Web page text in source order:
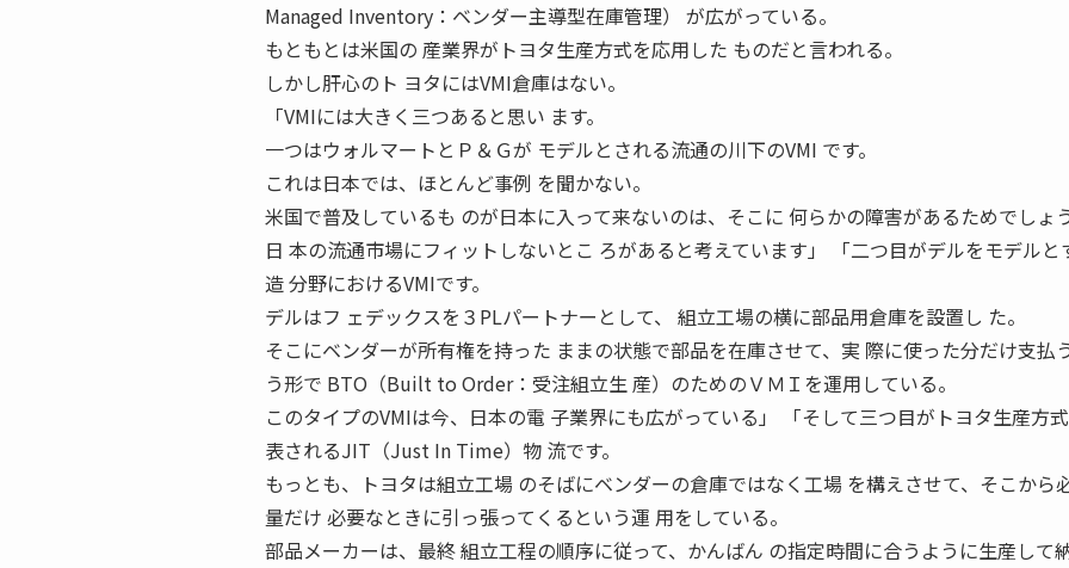
Managed Inventory：ベンダー主導型在庫管理） が広がっている。
もともとは米国の 産業界がトヨタ生産方式を応用した ものだと言われる。
しかし肝心のト ヨタにはVMI倉庫はない。
「VMIには大きく三つあると思い ます。
一つはウォルマートとＰ＆Ｇが モデルとされる流通の川下のVMI です。
これは日本では、ほとんど事例 を聞かない。
米国で普及しているも のが日本に入って来ないのは、そこに 何らかの障害があるためでしょう
日 本の流通市場にフィットしないとこ ろがあると考えています」 「二つ目がデルをモデルと
造 分野におけるVMIです。
デルはフ ェデックスを３PLパートナーとして、 組立工場の横に部品用倉庫を設置し た。
そこにベンダーが所有権を持った ままの状態で部品を在庫させて、実 際に使った分だけ支払
う形で BTO（Built to Order：受注組立生 産）のためのＶＭＩを運用している。
このタイプのVMIは今、日本の電 子業界にも広がっている」 「そして三つ目がトヨタ生産方
表されるJIT（Just In Time）物 流です。
もっとも、トヨタは組立工場 のそばにベンダーの倉庫ではなく工場 を構えさせて、そこから
量だけ 必要なときに引っ張ってくるという運 用をしている。
部品メーカーは、最終 組立工程の順序に従って、かんばん の指定時間に合うように生産して